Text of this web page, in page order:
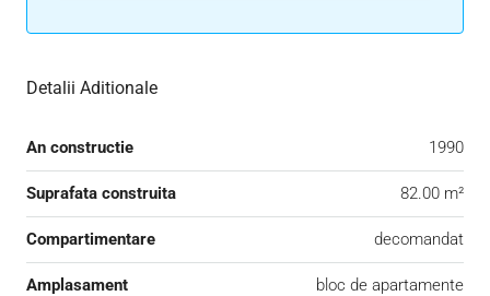
Detalii Aditionale
An constructie 1990
Suprafata construita 82.00 m²
Compartimentare decomandat
Amplasament bloc de apartamente